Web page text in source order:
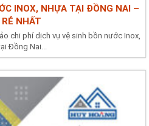
INOX, NHỰA TẠI ĐỒNG NAI –
RẺ NHẤT
chi phí dịch vụ vệ sinh bồn nước Inox,
Đồng Nai...